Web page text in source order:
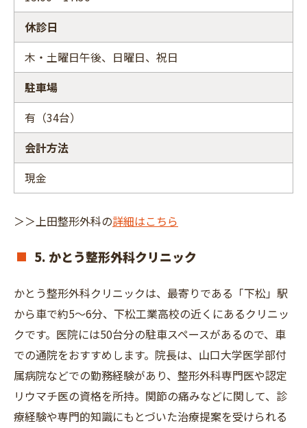
休診日
木・土曜日午後、日曜日、祝日
駐車場
有（34台）
会計方法
現金
＞＞上田整形外科の詳細はこちら
5. かとう整形外科クリニック
かとう整形外科クリニックは、最寄りである「下松」駅
から車で約5～6分、下松工業高校の近くにあるクリニッ
クです。医院には50台分の駐車スペースがあるので、車
での通院をおすすめします。院長は、山口大学医学部付
属病院などでの勤務経験があり、整形外科専門医や認定
リウマチ医の資格を所持。関節の痛みなどに関して、診
療経験や専門的知識にもとづいた治療提案を受けられる